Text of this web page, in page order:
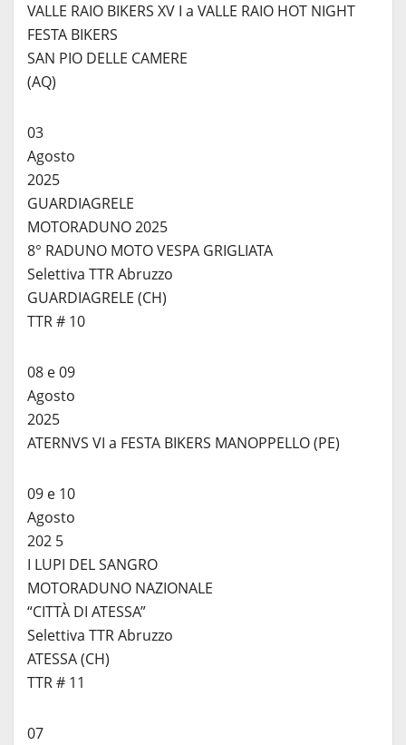
VALLE RAIO BIKERS XV I a VALLE RAIO HOT NIGHT
FESTA BIKERS
SAN PIO DELLE CAMERE
(AQ)
03
Agosto
2025
GUARDIAGRELE
MOTORADUNO 2025
8° RADUNO MOTO VESPA GRIGLIATA
Selettiva TTR Abruzzo
GUARDIAGRELE (CH)
TTR # 10
08 e 09
Agosto
2025
ATERNVS VI a FESTA BIKERS MANOPPELLO (PE)
09 e 10
Agosto
202 5
I LUPI DEL SANGRO
MOTORADUNO NAZIONALE
“CITTÀ DI ATESSA”
Selettiva TTR Abruzzo
ATESSA (CH)
TTR # 11
07